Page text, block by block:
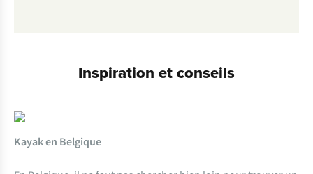
Inspiration et conseils
Kayak en Belgique